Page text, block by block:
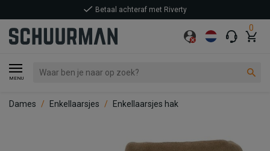
0
MENU
Betaal achteraf met Riverty
Dames Enkellaarsjes Enkellaarsjes hak